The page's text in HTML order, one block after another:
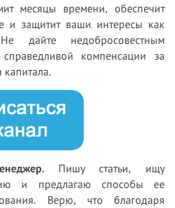
месяцы времени, обеспечит
и защитит ваши интересы как
дайте недобросовестным
компенсации за
Пишу статьи, ищу
и предлагаю способы ее
Верю, что благодаря